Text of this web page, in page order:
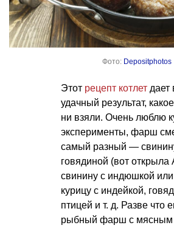
Фото: Depositphotos
Этот рецепт котлет дает
удачный результат,
ни взяли. Очень люблю
эксперименты, фарш
самый разный —
говядиной (вот открыла
свинину с индюшкой или
курицу с индейкой,
птицей и т. д. Разве что
рыбный фарш с мясным